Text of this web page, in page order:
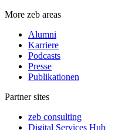
More zeb areas
Alumni
Karriere
Podcasts
Presse
Publikationen
Partner sites
zeb consulting
Digital Services Hub